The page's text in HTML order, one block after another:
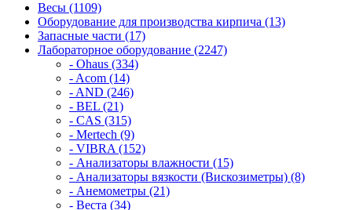
Весы (1109)
Оборудование для производства кирпича (13)
Запасные части (17)
Лабораторное оборудование (2247)
- Ohaus (334)
- Acom (14)
- AND (246)
- BEL (21)
- CAS (315)
- Mertech (9)
- VIBRA (152)
- Анализаторы влажности (15)
- Анализаторы вязкости (Вискозиметры) (8)
- Анемометры (21)
- Веста (34)